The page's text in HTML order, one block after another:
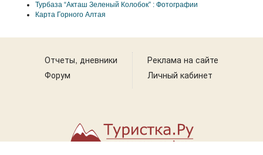
Турбаза “Акташ Зеленый Колобок” : Фотографии
Карта Горного Алтая
Отчеты, дневники
Форум
Реклама на сайте
Личный кабинет